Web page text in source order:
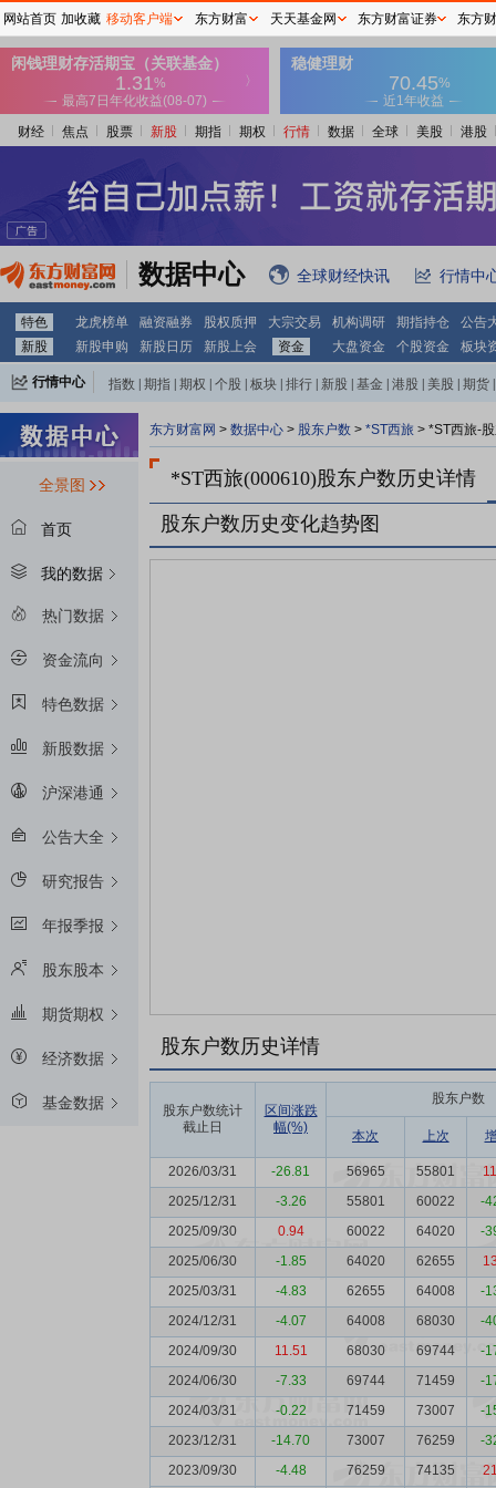
财经 焦点 股票 新股 期指 期权 行情 数据 全球 美股 港股
数据中心 全球财经快讯 行情中
特色 龙虎榜单 融资融券 股权质押 大宗交易 机构调研 期指持仓
公告
新股
新股申购 新股日历 新股上会 资金 大盘资金 个股资金 板块
行情中心 指数 期指 期权 个股 板块 排行 新股 基金 港股 美股 期货
全景图
首页
我的数据
热门数据
资金流向
特色数据
新股数据
沪深港通
公告大全
研究报告
年报季报
股东股本
期货期权
经济数据
基金数据
东方财富网 > 数据中心 > 股东户数 > *ST西旅 > *ST西旅-
*ST西旅(000610)股东户数历史详情
股东户数历史变化趋势图
股东户数历史详情
股东户数统计
截止日
区间涨跌
幅(%)
股东户数
本次 上次
2026/03/31 -26.81 56965 55801
2025/12/31
-3.26 55801 60022
-
2025/09/30
0.94 60022 64020
-
2025/06/30
-1.85 64020 62655
2025/03/31
-4.83 62655 64008
-
2024/12/31
-4.07 64008 68030
-
2024/09/30
11.51 68030 69744
-
2024/06/30
-7.33 69744 71459
-
2024/03/31
-0.22 71459 73007
-
2023/12/31
-14.70 73007 76259
-
2023/09/30
-4.48 76259 74135
网站首页 加收藏 移动客户端 东方财富 天天基金网 东方财富证券 东方